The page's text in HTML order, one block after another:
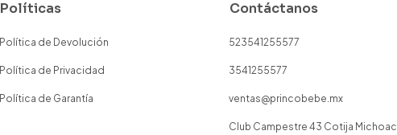
Políticas
Política de Devolución
Política de Privacidad
Política de Garantía
Contáctanos
523541255577
3541255577
ventas@princobebe.mx
Club Campestre 43 Cotija